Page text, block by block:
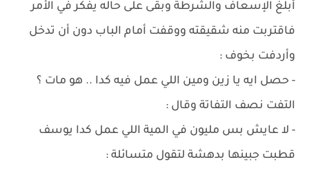
أبلغ الإسعاف والشرطة وبقى على حاله يفكر في الأمر
فاقتربت منه شقيقته ووقفت أمام الباب دون أن تدخل
وأردفت بخوف :
- حصل ايه يا زين ومين اللي عمل فيه كدا .. هو مات ؟
التفت نصف التفاتة وقال :
- لا عايش بس مليون في المية اللي عمل كدا يوسف
قطبت جبينها بدهشة لتقول متسائلة :